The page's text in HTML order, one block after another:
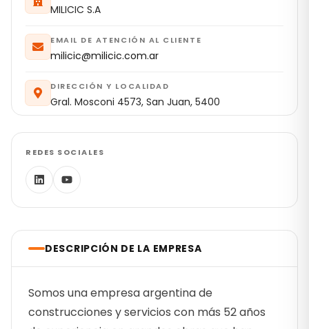
MILICIC S.A
EMAIL DE ATENCIÓN AL CLIENTE
milicic@milicic.com.ar
DIRECCIÓN Y LOCALIDAD
Gral. Mosconi 4573, San Juan, 5400
REDES SOCIALES
DESCRIPCIÓN DE LA EMPRESA
Somos una empresa argentina de
construcciones y servicios con más 52 años